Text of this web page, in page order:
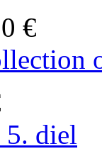
€
5. diel